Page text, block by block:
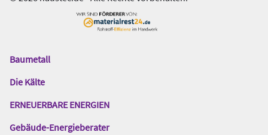
Das
Gentner
Baumetall
Die Kälte
ERNEUERBARE ENERGIEN
Gebäude-Energieberater